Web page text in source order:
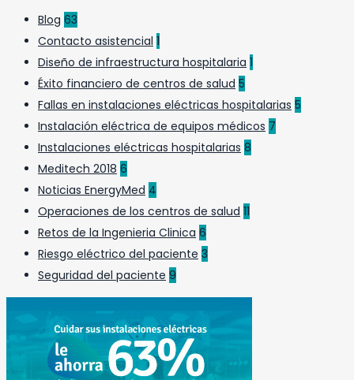
Blog 63
Contacto asistencial 1
Diseño de infraestructura hospitalaria 1
Éxito financiero de centros de salud 5
Fallas en instalaciones eléctricas hospitalarias 5
Instalación eléctrica de equipos médicos 7
Instalaciones eléctricas hospitalarias 8
Meditech 2018 6
Noticias EnergyMed 4
Operaciones de los centros de salud 11
Retos de la Ingenieria Clinica 6
Riesgo eléctrico del paciente 3
Seguridad del paciente 9